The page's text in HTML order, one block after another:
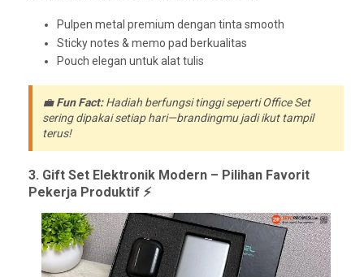
Pulpen metal premium dengan tinta smooth
Sticky notes & memo pad berkualitas
Pouch elegan untuk alat tulis
💼Fun Fact:Hadiah berfungsi tinggi seperti Office Set
sering dipakai setiap hari—brandingmu jadi ikut tampil
terus!
3. Gift Set Elektronik Modern – Pilihan Favorit
Pekerja Produktif ⚡